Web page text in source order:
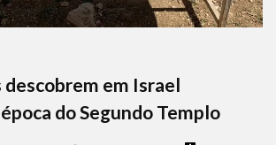
em Israel
do Segundo Templo